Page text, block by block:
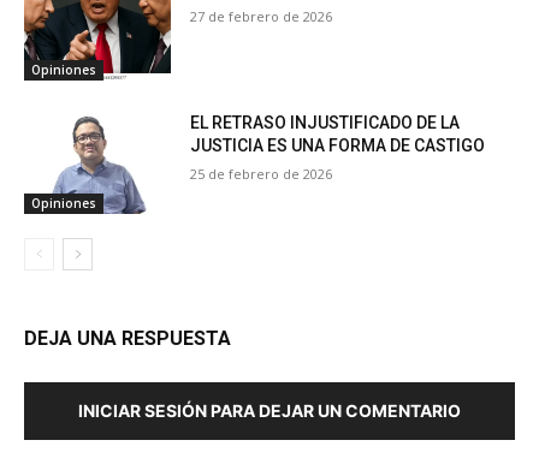
Opiniones
27 de febrero de 2026
Opiniones
EL RETRASO INJUSTIFICADO DE LA
JUSTICIA ES UNA FORMA DE CASTIGO
25 de febrero de 2026
DEJA UNA RESPUESTA
INICIAR SESIÓN PARA DEJAR UN COMENTARIO